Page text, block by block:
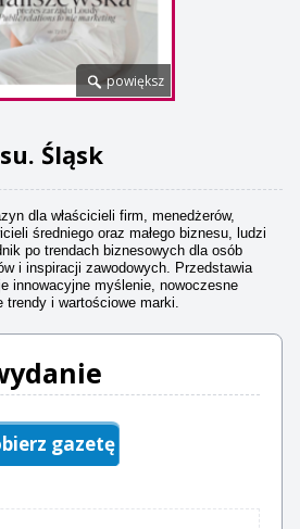
powiększ
Śląsk
dla właścicieli firm, menedżerów,
średniego oraz małego biznesu, ludzi
po trendach biznesowych dla osób
i inspiracji zawodowych. Przedstawia
innowacyjne myślenie, nowoczesne
i wartościowe marki.
gazetę